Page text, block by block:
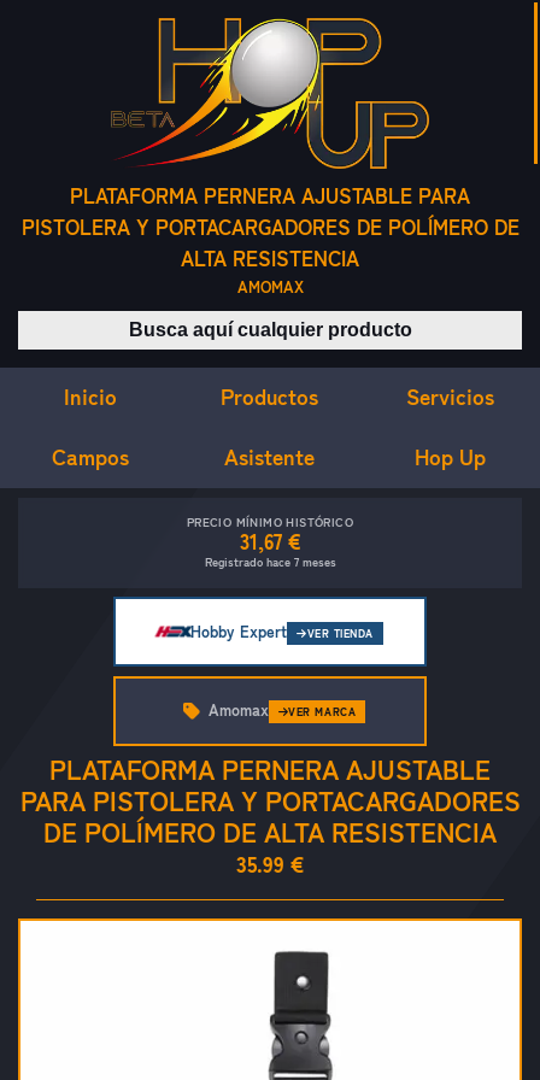
PLATAFORMA PERNERA AJUSTABLE PARA
PISTOLERA Y PORTACARGADORES DE POLÍMERO DE
ALTA RESISTENCIA
AMOMAX
Buscar productos
Inicio Productos Servicios
Campos Asistente Hop Up
PRECIO MÍNIMO HISTÓRICO
31,67 €
Registrado hace 7 meses
Hobby Expert VER TIENDA
PLATAFORMA PERNERA AJUSTABLE
PARA PISTOLERA Y PORTACARGADORES
DE POLÍMERO DE ALTA RESISTENCIA
35.99 €
Amomax VER MARCA